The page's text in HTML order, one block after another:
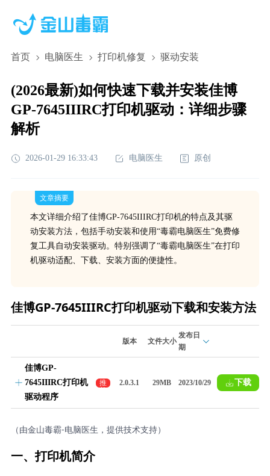
首页 电脑医生 打印机修复 驱动安装
(2026最新)如何快速下载并安装佳博
GP-7645IIIRC打印机驱动：详细步骤
解析
2026-01-29 16:33:43 电脑医生 原创
文章摘要
本文详细介绍了佳博GP-7645IIIRC打印机的特点及其驱
动安装方法，包括手动安装和使用“毒霸电脑医生”免费修
复工具自动安装驱动。特别强调了“毒霸电脑医生”在打印
机驱动适配、下载、安装方面的便捷性。
佳博GP-7645IIIRC打印机驱动下载和安装方法
版本 文件大小
发布日
期
佳博GP-
7645IIIRC打印机
驱动程序
推
荐
2.0.3.1 29MB 2023/10/29 下载
（由金山毒霸-电脑医生，提供技术支持）
一、打印机简介